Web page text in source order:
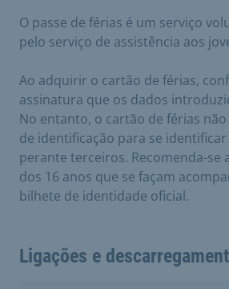
O passe de férias é um serviço
pelo serviço de assistência aos
Ao adquirir o cartão de férias,
assinatura que os dados
No entanto, o cartão de férias
de identificação para se
perante terceiros. Recomenda-se
dos 16 anos que se façam
bilhete de identidade oficial.
Ligações e